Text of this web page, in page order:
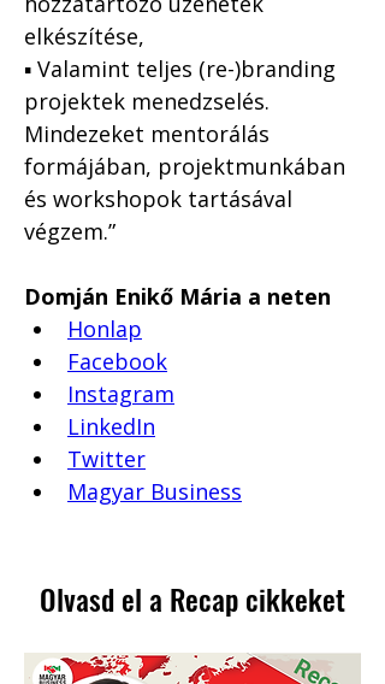
elkészítése,
▪️ Valamint teljes (re-)branding
projektek menedzselés.
Mindezeket mentorálás
formájában, projektmunkában
és workshopok tartásával
végzem.”
Domján Enikő Mária a neten
Honlap
Facebook
Instagram
LinkedIn
Twitter
Magyar Business
Olvasd el a Recap cikkeket